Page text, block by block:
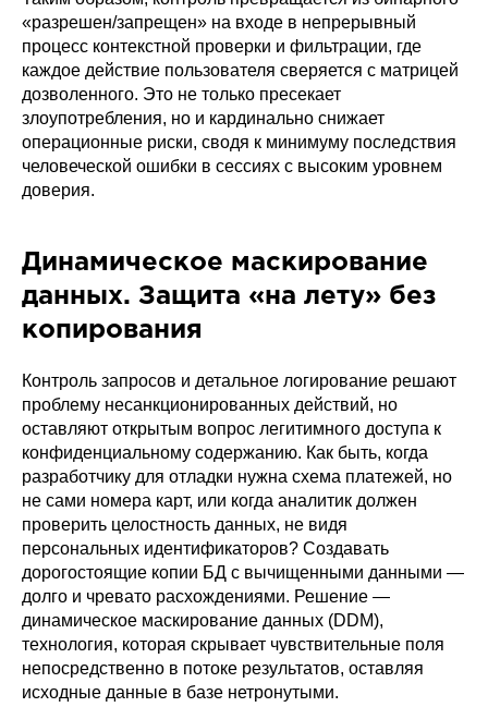
«разрешен/запрещен» на входе в непрерывный
процесс контекстной проверки и фильтрации, где
каждое действие пользователя сверяется с матрицей
дозволенного. Это не только пресекает
злоупотребления, но и кардинально снижает
операционные риски, сводя к минимуму последствия
человеческой ошибки в сессиях с высоким уровнем
доверия.
Динамическое маскирование
данных. Защита «на лету» без
копирования
Контроль запросов и детальное логирование решают
проблему несанкционированных действий, но
оставляют открытым вопрос легитимного доступа к
конфиденциальному содержанию. Как быть, когда
разработчику для отладки нужна схема платежей, но
не сами номера карт, или когда аналитик должен
проверить целостность данных, не видя
персональных идентификаторов? Создавать
дорогостоящие копии БД с вычищенными данными —
долго и чревато расхождениями. Решение —
динамическое маскирование данных (DDM),
технология, которая скрывает чувствительные поля
непосредственно в потоке результатов, оставляя
исходные данные в базе нетронутыми.